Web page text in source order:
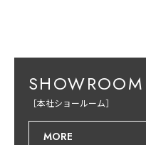
SHOWROOM
［本社ショールーム］
MORE